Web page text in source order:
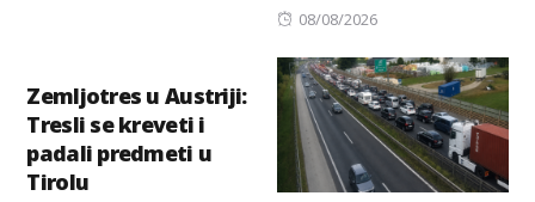
Posted
08/08/2026
Zemljotres u Austriji:
Tresli se kreveti i
padali predmeti u
Tirolu